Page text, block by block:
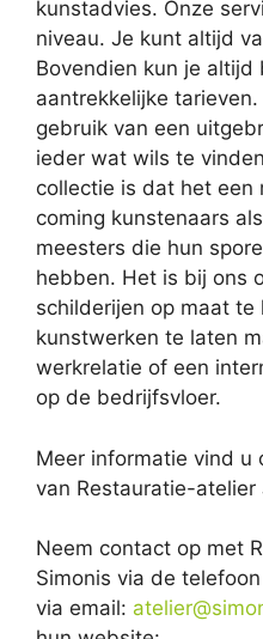
kunstadvies. Onze
niveau. Je kunt altijd
Bovendien kun je
aantrekkelijke
gebruik van een
ieder wat wils te
collectie is dat het een
coming kunstenaars
meesters die hun
hebben. Het is bij ons
schilderijen op maat te
kunstwerken te laten
werkrelatie of een
op de bedrijfsvloer.
Meer informatie vind u
van Restauratie-atelier
Neem contact op met
Simonis via de
via email: